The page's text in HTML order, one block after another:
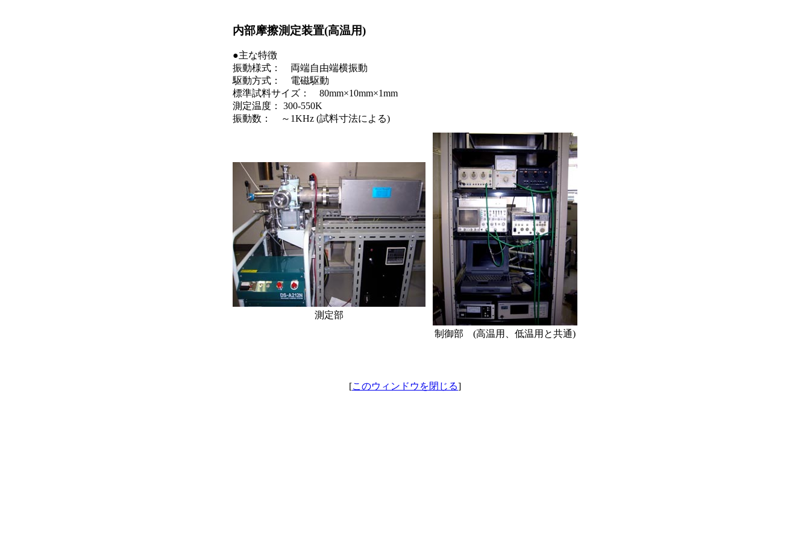
内部摩擦測定装置(高温用)
●主な特徴
振動様式： 両端自由端横振動
駆動方式： 電磁駆動
標準試料サイズ： 80mm×10mm×1mm
測定温度： 300-550K
振動数： ～1KHz (試料寸法による)
測定部
制御部 (高温用、低温用と共通)
[このウィンドウを閉じる]